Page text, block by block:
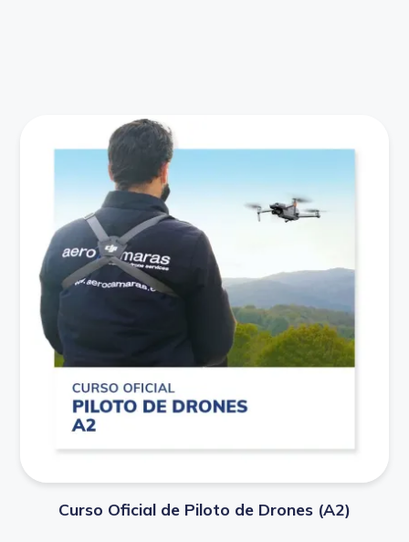
Curso Oficial de Piloto de Drones (A2)